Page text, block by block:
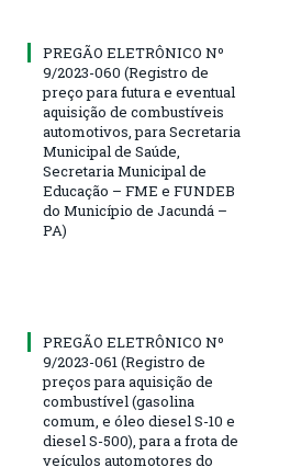
PREGÃO ELETRÔNICO Nº
9/2023-060 (Registro de
preço para futura e eventual
aquisição de combustíveis
automotivos, para Secretaria
Municipal de Saúde,
Secretaria Municipal de
Educação – FME e FUNDEB
do Município de Jacundá –
PA)
PREGÃO ELETRÔNICO Nº
9/2023-061 (Registro de
preços para aquisição de
combustível (gasolina
comum, e óleo diesel S-10 e
diesel S-500), para a frota de
veículos automotores do